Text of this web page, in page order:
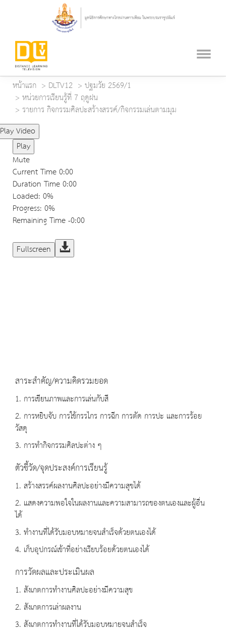
หน้าแรก DLTV12
ปฐมวัย 2569/1
หน่วยการเรียนรู้ที่ 7 ฤดูฝน
รายการ กิจกรรมศิลปะสร้างสรรค์/กิจกรรมเล่นตามมุม
Play Video
Play
Mute
Current Time0:00
Duration Time0:00
Loaded: 0%
Progress: 0%
Remaining Time-0:00
Fullscreen
สาระสำคัญ/ความคิดรวมยอด
1. การเขียนภาพและการเล่นกับสี
2. การหยิบจับ การใช้กรรไกร การฉีก การตัด การปะ และการร้อย
วัสดุ
3. การทำกิจกรรมศิลปะต่าง ๆ
ตัวชี้วัด/จุดประสงค์การเรียนรู้
1. สร้างสรรค์ผลงานศิลปะอย่างมีความสุขได้
2. แสดงความพอใจในผลงานและความสามารถของตนเองและผู้อื่น
ได้
3. ทำงานที่ได้รับมอบหมายจนสำเร็จด้วยตนเองได้
4. เก็บอุปกรณ์เข้าที่อย่างเรียบร้อยด้วยตนเองได้
การวัดผลและประเมินผล
1. สังเกตการทำงานศิลปะอย่างมีความสุข
2. สังเกตการเล่าผลงาน
3. สังเกตการทำงานที่ได้รับมอบหมายจนสำเร็จ